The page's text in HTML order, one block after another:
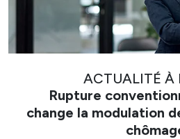
ACTUALITÉ À
Rupture
change la modulation